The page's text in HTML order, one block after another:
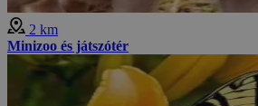
2 km
Minizoo és játszótér